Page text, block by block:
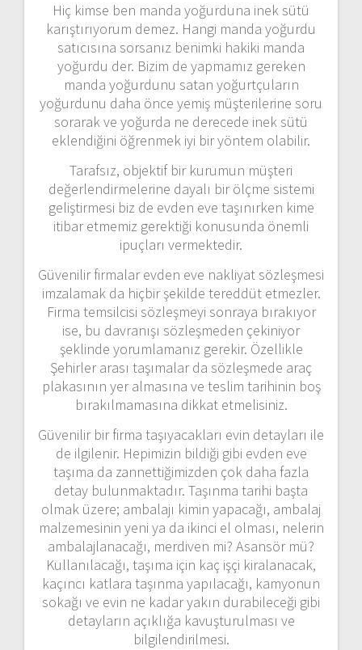
Hiç kimse ben manda yoğurduna inek sütü
karıştırıyorum demez. Hangi manda yoğurdu
satıcısına sorsanız benimki hakiki manda
yoğurdu der. Bizim de yapmamız gereken
manda yoğurdunu satan yoğurtçuların
yoğurdunu daha önce yemiş müşterilerine soru
sorarak ve yoğurda ne derecede inek sütü
eklendiğini öğrenmek iyi bir yöntem olabilir.
Tarafsız, objektif bir kurumun müşteri
değerlendirmelerine dayalı bir ölçme sistemi
geliştirmesi biz de evden eve taşınırken kime
itibar etmemiz gerektiği konusunda önemli
ipuçları vermektedir.
Güvenilir firmalar evden eve nakliyat sözleşmesi
imzalamak da hiçbir şekilde tereddüt etmezler.
Firma temsilcisi sözleşmeyi sonraya bırakıyor
ise, bu davranışı sözleşmeden çekiniyor
şeklinde yorumlamanız gerekir. Özellikle
Şehirler arası taşımalar da sözleşmede araç
plakasının yer almasına ve teslim tarihinin boş
bırakılmamasına dikkat etmelisiniz.
Güvenilir bir firma taşıyacakları evin detayları ile
de ilgilenir. Hepimizin bildiği gibi evden eve
taşıma da zannettiğimizden çok daha fazla
detay bulunmaktadır. Taşınma tarihi başta
olmak üzere; ambalajı kimin yapacağı, ambalaj
malzemesinin yeni ya da ikinci el olması, nelerin
ambalajlanacağı, merdiven mi? Asansör mü?
Kullanılacağı, taşıma için kaç işçi kiralanacak,
kaçıncı katlara taşınma yapılacağı, kamyonun
sokağı ve evin ne kadar yakın durabileceği gibi
detayların açıklığa kavuşturulması ve
bilgilendirilmesi.